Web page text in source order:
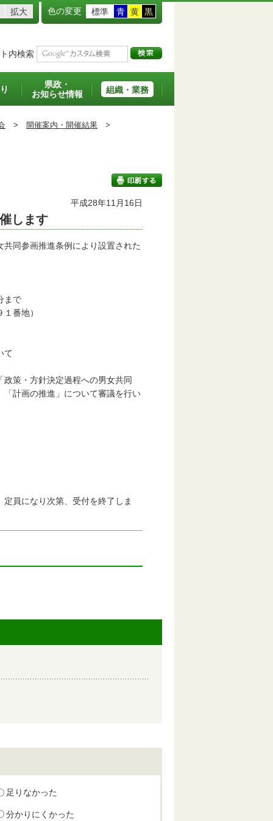
拡大 色の変更 標準 青 黄 黒
内検索
県政・
お知らせ情報
組織・業務
> 開催案内・開催結果 >
印刷する
平成28年11月16日
します
同参画推進条例により設置された
まで
番地）
て
策・方針決定過程への男女共同
計画の推進」について審議を行い
員になり次第、受付を終了しま
足りなかった
分かりにくかった